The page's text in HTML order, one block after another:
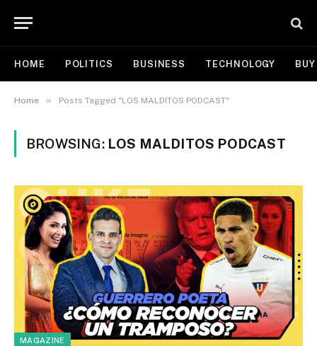
HOME POLITICS BUSINESS TECHNOLOGY
Home » Posts Tagged "LOS MALDITOS PODCAST"
BROWSING: LOS MALDITOS PODCAST
MAGAZINE